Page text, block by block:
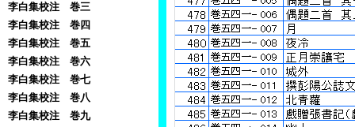
李白集校注 巻三
李白集校注 巻四
李白集校注 巻五
李白集校注 巻六
李白集校注 巻七
李白集校注 巻八
李白集校注 巻九